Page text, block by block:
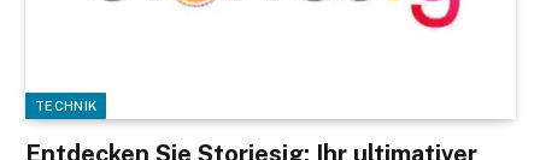
TECHNIK